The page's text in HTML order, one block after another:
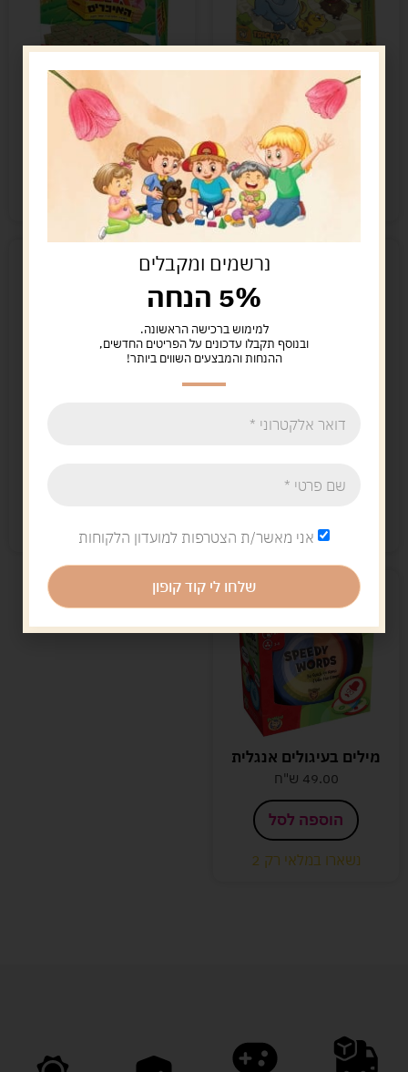
פיל וחתול
68.00 ש"ח
הוספה לסל
נשארו במלאי רק 1
איכר האיכרים
100.00 ש"ח
הוספה לסל
נשארו במלאי רק 1
קוד לבוש
הוספה לסל
קיים במלאי נשארו במלאי רק 1
מילים בעיגולים אנגלית
49.00 ש"ח
הוספה לסל
נשארו במלאי רק 2
נרשמים ומקבלים
5% הנחה
למימוש ברכישה הראשונה.
ובנוסף תקבלו עדכונים על הפריטים החדשים,
ההנחות והמבצעים השווים ביותר!
אני מאשר/ת הצטרפות למועדון הלקוחות
שלחו לי קוד קופון